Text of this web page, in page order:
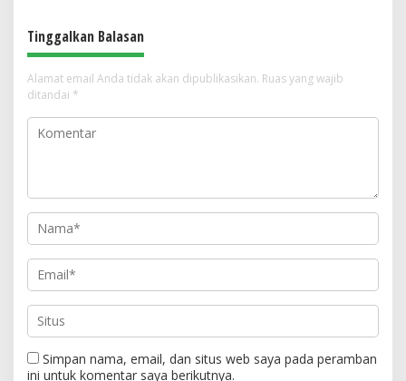
Tinggalkan Balasan
Alamat email Anda tidak akan dipublikasikan. Ruas yang wajib
ditandai *
Simpan nama, email, dan situs web saya pada peramban
ini untuk komentar saya berikutnya.